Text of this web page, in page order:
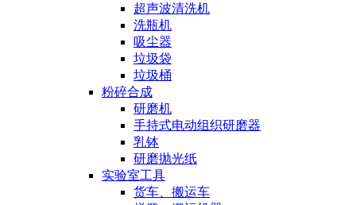
超声波清洗机
洗瓶机
吸尘器
垃圾袋
垃圾桶
粉碎合成
研磨机
手持式电动组织研磨器
乳钵
研磨抛光纸
实验室工具
货车、搬运车